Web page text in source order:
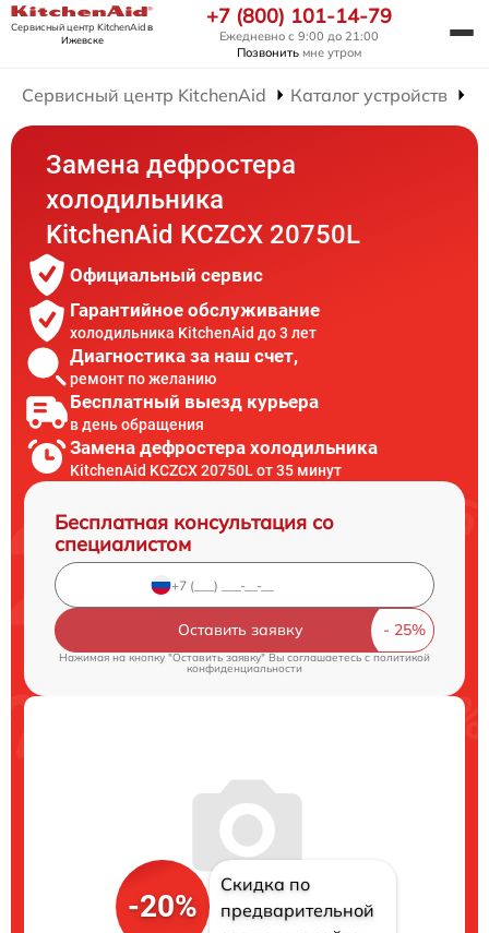
Сервисный центр KitchenAidв
Ижевске
+7 (800) 101-14-79
Ежедневно с 9:00 до 21:00
Позвонить мне утром
Сервисный центр KitchenAid Каталог устройств
Замена дефростера
холодильника
KitchenAid KCZCX 20750L
Официальный сервис
Гарантийное обслуживание
холодильника KitchenAid до 3 лет
Диагностика за наш счет,
ремонт по желанию
Бесплатный выезд курьера
в день обращения
Замена дефростера холодильника
KitchenAid KCZCX 20750L от 35 минут
Бесплатная консультация со
специалистом
Оставить заявку
Нажимая на кнопку "Оставить заявку" Вы соглашаетесь cполитикой
конфиденциальности
-20%
Скидка по
предварительной